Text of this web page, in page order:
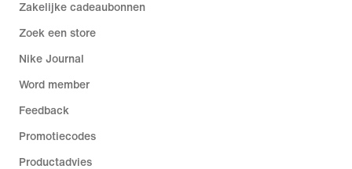
Zakelijke cadeaubonnen
Zoek een store
Nike Journal
Word member
Feedback
Promotiecodes
Productadvies